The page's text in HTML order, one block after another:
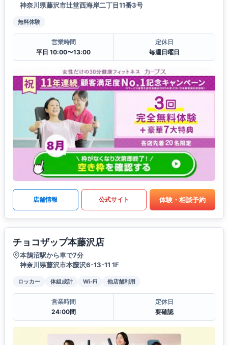
神奈川県藤沢市辻堂西海岸二丁目11番3号
無料体験
営業時間
平日 10:00〜13:00
定休日
毎週日曜日
店舗情報 公式サイト 体験・相談予約
チョコザップ本藤沢店
本鵠沼駅から車で7分
神奈川県藤沢市本藤沢6-13-11 1F
ロッカー 体組成計 Wi-Fi 他店舗利用
営業時間
24:00間
定休日
要確認